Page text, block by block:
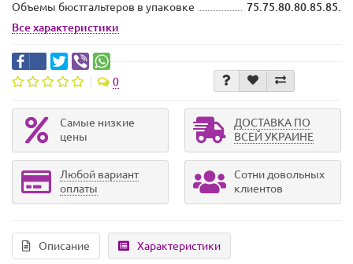
Объемы бюстгальтеров в упаковке
75.75.80.80.85.85.
Все характеристики
0
Самые низкие
цены
ДОСТАВКА ПО
ВСЕЙ УКРАИНЕ
Любой вариант
оплаты
Сотни довольных
клиентов
Описание Характеристики